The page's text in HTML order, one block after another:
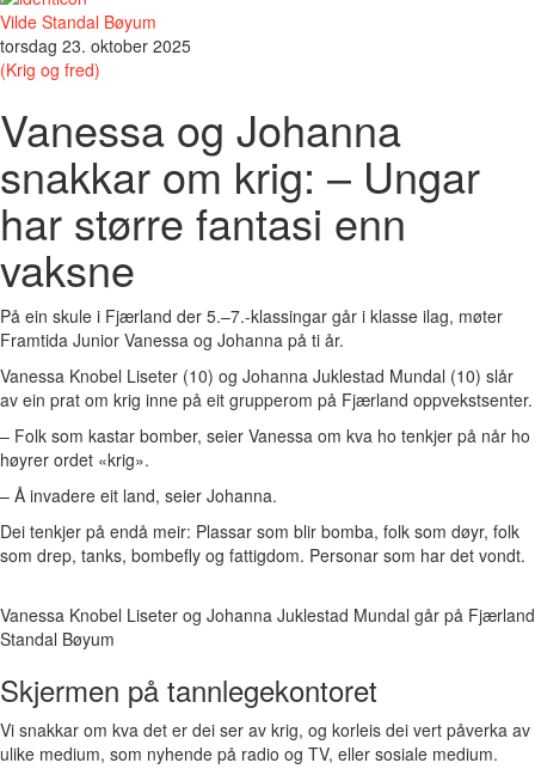
Vilde Standal Bøyum
torsdag 23. oktober 2025
(Krig og fred)
Vanessa og Johanna
snakkar om krig: – Ungar
har større fantasi enn
vaksne
På ein skule i Fjærland der 5.–7.-klassingar går i klasse ilag, møter
Framtida Junior Vanessa og Johanna på ti år.
Vanessa Knobel Liseter (10) og Johanna Juklestad Mundal (10) slår
av ein prat om krig inne på eit grupperom på Fjærland oppvekstsenter.
– Folk som kastar bomber, seier Vanessa om kva ho tenkjer på når ho
høyrer ordet «krig».
– Å invadere eit land, seier Johanna.
Dei tenkjer på endå meir: Plassar som blir bomba, folk som døyr, folk
som drep, tanks, bombefly og fattigdom. Personar som har det vondt.
Vanessa Knobel Liseter og Johanna Juklestad Mundal går på
Standal Bøyum
Skjermen på tannlegekontoret
Vi snakkar om kva det er dei ser av krig, og korleis dei vert påverka av
ulike medium, som nyhende på radio og TV, eller sosiale medium.